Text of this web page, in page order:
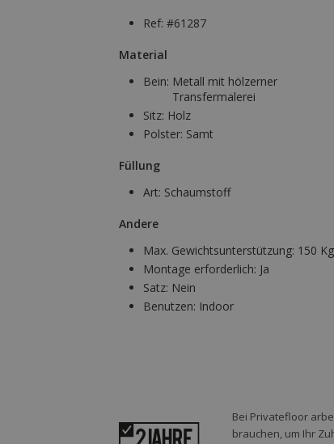
Ref: #61287
Material
Bein: Metall mit hölzerner
Transfermalerei
Sitz: Holz
Polster: Samt
Füllung
Art: Schaumstoff
Andere
Max. Gewichtsunterstützung: 150 Kg
Montage erforderlich: Ja
Satz: Nein
Benutzen: Indoor
Bei Privatefloor
brauchen, um Ihr